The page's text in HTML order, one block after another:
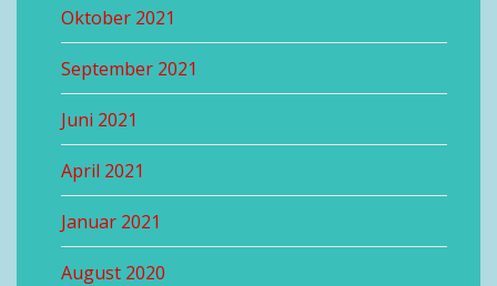
Oktober 2021
September 2021
Juni 2021
April 2021
Januar 2021
August 2020